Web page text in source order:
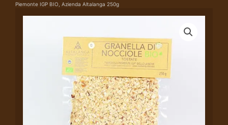
Piemonte IGP BIO, Azienda Altalanga 250g